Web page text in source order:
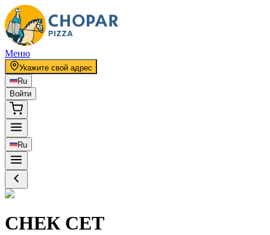
Меню
Укажите свой адрес
Ru
Войти
Ru
СНЕК СЕТ